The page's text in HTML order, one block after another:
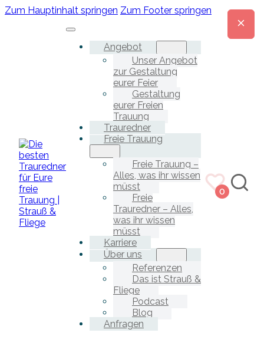
Zum Hauptinhalt springen Zum Footer springen
Angebot
Unser Angebot
zur Gestaltung
eurer Feier
Gestaltung
eurer Freien
Trauung
Trauredner
Freie Trauung
Freie Trauung –
Alles, was ihr wissen
müsst
Freie
Trauredner – Alles,
was ihr wissen
müsst
Karriere
Über uns
Referenzen
Das ist Strauß &
Fliege
Podcast
Blog
Anfragen
0